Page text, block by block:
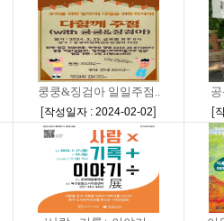
쿵쿵&징검아 일일주점..
[작성일자 : 2024-02-02]
[